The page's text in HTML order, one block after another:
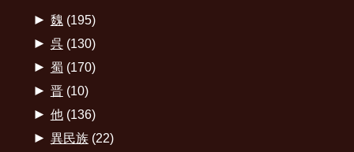
► 魏 (195)
► 呉(130)
► 蜀 (170)
► 晋(10)
► 他(136)
► 異民族(22)